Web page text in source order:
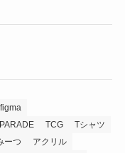
figma
TCG
Tシャツ
ーつ
アクリル